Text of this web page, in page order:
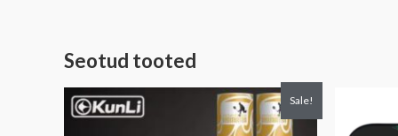
Seotud tooted
Sale!
Algne
hind
oli:
Praegune